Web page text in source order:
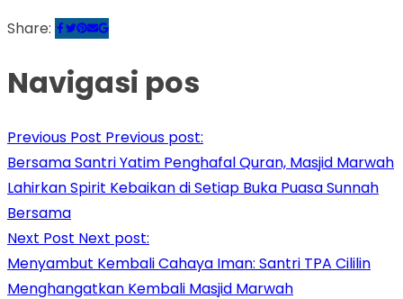
Share:
Navigasi pos
Previous Post Previous post:
Bersama Santri Yatim Penghafal Quran, Masjid Marwah
Lahirkan Spirit Kebaikan di Setiap Buka Puasa Sunnah
Bersama
Next Post Next post:
Menyambut Kembali Cahaya Iman: Santri TPA Cililin
Menghangatkan Kembali Masjid Marwah